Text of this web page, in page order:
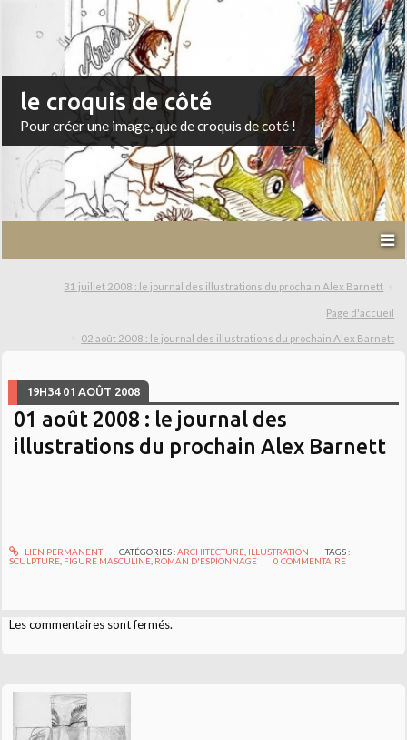
le croquis de côté
Pour créer une image, que de croquis de coté !
31 juillet 2008 : le journal des illustrations du prochain Alex Barnett
Page d'accueil
02 août 2008 : le journal des illustrations du prochain Alex Barnett
19H34 01 AOÛT 2008
01 août 2008 : le journal des
illustrations du prochain Alex Barnett
LIEN PERMANENT CATÉGORIES :ARCHITECTURE, ILLUSTRATION
TAGS :
SCULPTURE FIGURE MASCULINE ROMAN D'ESPIONNAGE 0 COMMENTAIRE
Les commentaires sont fermés.